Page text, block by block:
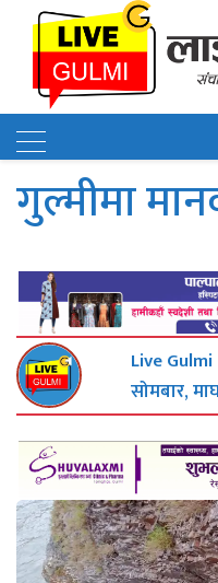
गुल्मीमा
Live Gulmi
सोमबार,